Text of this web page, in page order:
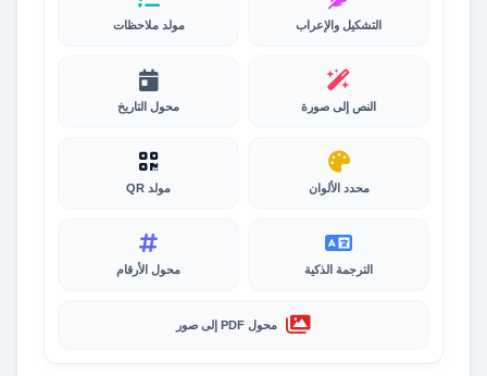
التشكيل والإعراب مولد ملاحظات
النص إلى صورة محول التاريخ
محدد الألوان مولد QR
الترجمة الذكية محول الأرقام
محول PDF إلى صور